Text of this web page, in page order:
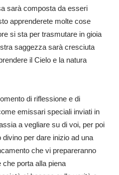
sarà composta da esseri
apprenderete molte cose
si sta per trasmutare in gioia
saggezza sarà cresciuta
il Cielo e la natura
di riflessione e di
emissari speciali inviati in
a vegliare su di voi, per poi
per dare inizio ad una
che vi prepareranno
porta alla piena